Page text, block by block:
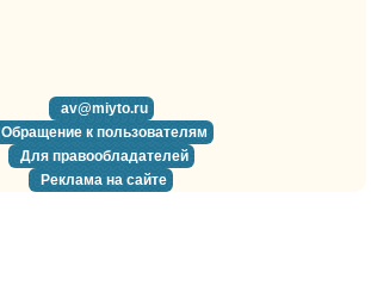
av@miyto.ru
Обращение к пользователям
Для правообладателей
Реклама на сайте